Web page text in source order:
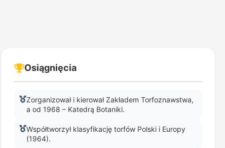
Osiągnięcia
Zorganizował i kierował Zakładem Torfoznawstwa,
a od 1968 – Katedrą Botaniki.
Współtworzył klasyfikację torfów Polski i Europy
(1964).